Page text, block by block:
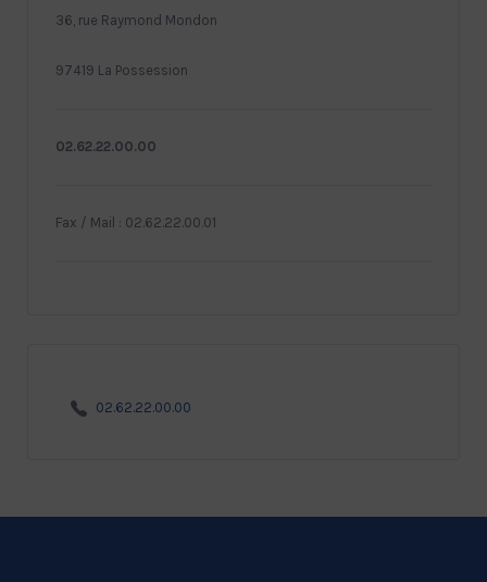
36, rue Raymond Mondon
97419 La Possession
02.62.22.00.00
Fax / Mail : 02.62.22.00.01
02.62.22.00.00